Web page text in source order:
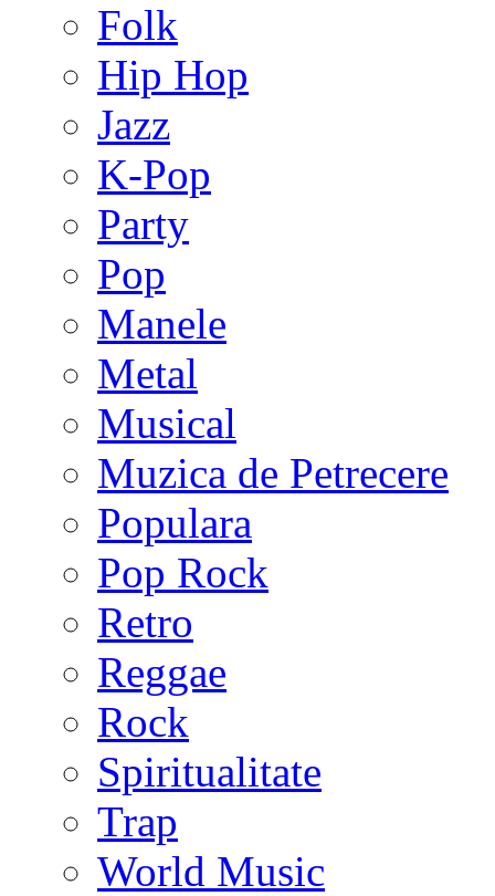
Folk
Hip Hop
Jazz
K-Pop
Party
Pop
Manele
Metal
Musical
Muzica de Petrecere
Populara
Pop Rock
Retro
Reggae
Rock
Spiritualitate
Trap
World Music